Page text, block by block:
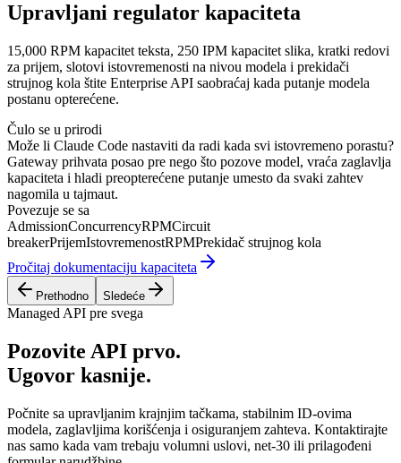
Upravljani regulator kapaciteta
15,000 RPM kapacitet teksta, 250 IPM kapacitet slika, kratki redovi
za prijem, slotovi istovremenosti na nivou modela i prekidači
strujnog kola štite Enterprise API saobraćaj kada putanje modela
postanu opterećene.
Čulo se u prirodi
Može li Claude Code nastaviti da radi kada svi istovremeno porastu?
Gateway prihvata posao pre nego što pozove model, vraća zaglavlja
kapaciteta i hladi preopterećene putanje umesto da svaki zahtev
nagomila u tajmaut.
Povezuje se sa
AdmissionConcurrencyRPMCircuit
breakerPrijemIstovremenostRPMPrekidač strujnog kola
Pročitaj dokumentaciju kapaciteta
Prethodno Sledeće
Managed API pre svega
Pozovite API prvo.
Ugovor kasnije.
Počnite sa upravljanim krajnjim tačkama, stabilnim ID-ovima
modela, zaglavljima korišćenja i osiguranjem zahteva. Kontaktirajte
nas samo kada vam trebaju volumni uslovi, net-30 ili prilagođeni